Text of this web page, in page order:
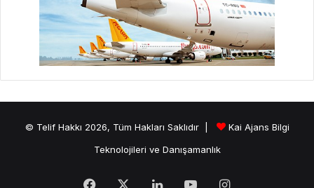
© Telif Hakkı 2026, Tüm Hakları Saklıdır |
Kai Ajans Bilgi
Teknolojileri ve Danışamanlık
Facebook LinkedInYouTubeInstagram